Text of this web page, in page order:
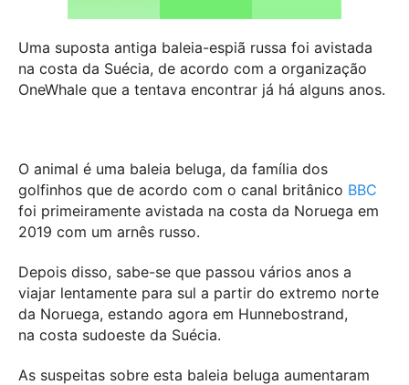
Uma suposta antiga baleia-espiã russa foi avistada
na costa da Suécia, de acordo com a organização
OneWhale que a tentava encontrar já há alguns anos.
O animal é uma baleia beluga, da família dos
golfinhos que de acordo com o canal britânico BBC
foi primeiramente avistada na costa da Noruega em
2019 com um arnês russo.
Depois disso, sabe-se que passou vários anos a
viajar lentamente para sul a partir do extremo norte
da Noruega, estando agora em Hunnebostrand,
na costa sudoeste da Suécia.
As suspeitas sobre esta baleia beluga aumentaram